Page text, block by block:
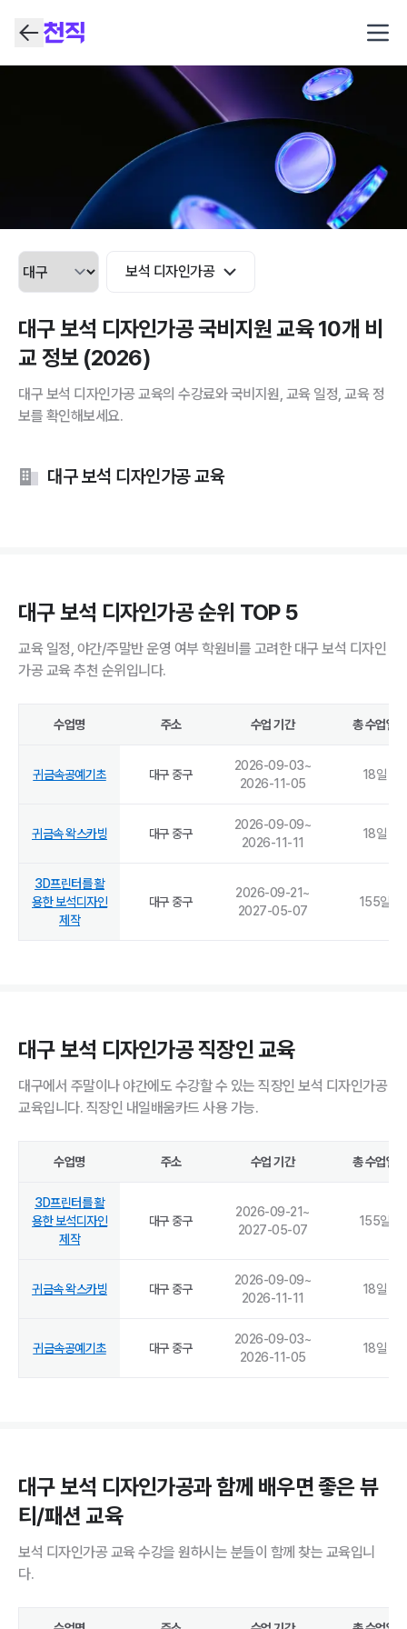
보석 디자인가공
대구 보석 디자인가공 국비지원 교육 10개 비
교 정보 (2026)
대구 보석 디자인가공 교육의 수강료와 국비지원, 교육 일정, 교육 정
보를 확인해보세요.
대구 보석 디자인가공 교육
대구 보석 디자인가공 순위 TOP 5
교육 일정, 야간/주말반 운영 여부 학원비를 고려한 대구 보석 디자인
가공 교육 추천 순위입니다.
수업명 주소 수업 기간 총 수업일
귀금속공예기초 대구 중구
2026-09-03~
2026-11-05
18일
귀금속 왁스카빙 대구 중구
2026-09-09~
2026-11-11
18일
3D프린터를 활
용한 보석디자인
제작
대구 중구
2026-09-21~
2027-05-07
155일
대구 보석 디자인가공 직장인 교육
대구에서 주말이나 야간에도 수강할 수 있는 직장인 보석 디자인가공
교육입니다. 직장인 내일배움카드 사용 가능.
수업명 주소 수업 기간 총 수업일
3D프린터를 활
용한 보석디자인
제작
대구 중구
2026-09-21~
2027-05-07
155일
귀금속 왁스카빙 대구 중구
2026-09-09~
2026-11-11
18일
귀금속공예기초 대구 중구
2026-09-03~
2026-11-05
18일
대구 보석 디자인가공과 함께 배우면 좋은 뷰
티/패션 교육
보석 디자인가공 교육 수강을 원하시는 분들이 함께 찾는 교육입니
다.